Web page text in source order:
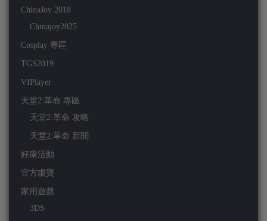
ChinaJoy 2018
Chinajoy2025
Cosplay 專區
TGS2019
VIPlayer
天堂2:革命 專區
天堂2:革命 攻略
天堂2:革命 新聞
好康活動
官方虛寶
家用遊戲
3DS